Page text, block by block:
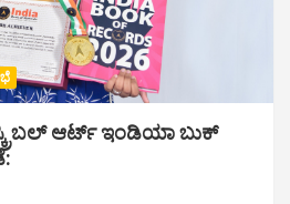
ಆರ್ಟ್ ಇಂಡಿಯಾ ಬುಕ್